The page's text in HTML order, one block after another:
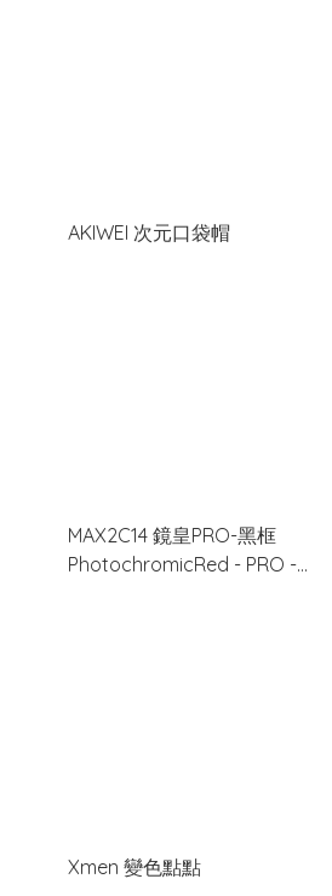
AKIWEI 次元口袋帽
MAX2C14 鏡皇PRO-黑框
PhotochromicRed - PRO -
Xmen 變色點點